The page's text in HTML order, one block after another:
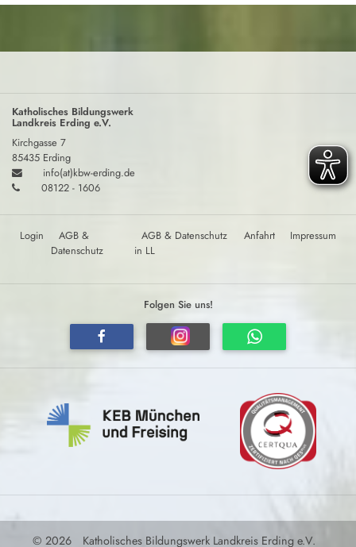
Katholisches Bildungswerk
Landkreis Erding e.V.
Kirchgasse 7
85435 Erding
info(at)kbw-erding.de
08122 - 1606
Login
AGB &
Datenschutz
AGB & Datenschutz
in LL
Anfahrt Impressum
Folgen Sie uns!
© 2026 Katholisches Bildungswerk Landkreis Erding e.V.